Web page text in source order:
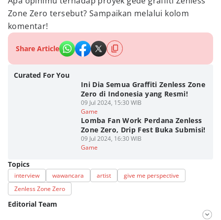
Zone Zero tersebut? Sampaikan melalui kolom
komentar!
Share Article
Curated For You
Ini Dia Semua Graffiti Zenless Zone
Zero di Indonesia yang Resmi!
09 Jul 2024, 15:30 WIB
Game
Lomba Fan Work Perdana Zenless
Zone Zero, Drip Fest Buka Submisi!
09 Jul 2024, 16:30 WIB
Game
Topics
interview wawancara artist
give me perspective
Zenless Zone Zero
Editorial Team